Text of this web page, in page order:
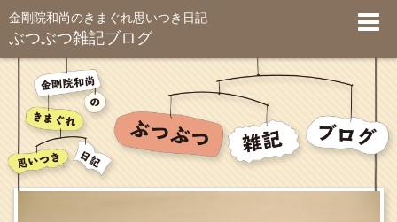
金剛院和尚のきまぐれ思いつき日記
ぶつぶつ雑記ブログ